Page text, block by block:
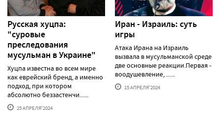
Русская хуцпа:
"суровые
преследования
мусульман в Украине"
Хуцпа известна во всем мире
как еврейский бренд, а именно
подход, при котором
абсолютно беззастенчи......
25 АПРЕЛЯ'2024
Иран - Израиль: суть
игры
Атака Ирана на Израиль
вызвала в мусульманской среде
две основные реакции.Первая -
воодушевление, ......
15 АПРЕЛЯ'2024